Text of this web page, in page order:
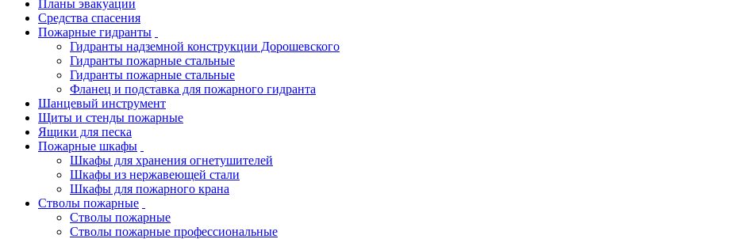
Планы эвакуации
Средства спасения
Пожарные гидранты
Гидранты надземной конструкции Дорошевского
Гидранты пожарные стальные
Гидранты пожарные стальные
Фланец и подставка для пожарного гидранта
Шанцевый инструмент
Щиты и стенды пожарные
Ящики для песка
Пожарные шкафы
Шкафы для хранения огнетушителей
Шкафы из нержавеющей стали
Шкафы для пожарного крана
Стволы пожарные
Стволы пожарные
Стволы пожарные профессиональные